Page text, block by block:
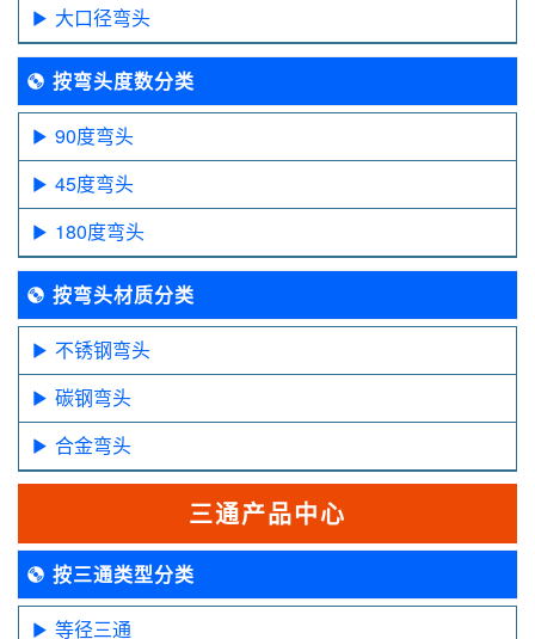
大口径弯头
按弯头度数分类
90度弯头
45度弯头
180度弯头
按弯头材质分类
不锈钢弯头
碳钢弯头
合金弯头
三通产品中心
按三通类型分类
等径三通